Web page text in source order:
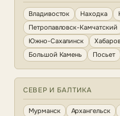
Владивосток Находка
Петропавловск-Камчатский
Южно-Сахалинск
Большой Камень
Посьет
СЕВЕР И БАЛТИКА
Мурманск Архангельск